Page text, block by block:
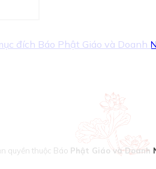
đích Báo Phật Giáo và Doanh
quyền thuộc Báo Phật Giáo và Doanh